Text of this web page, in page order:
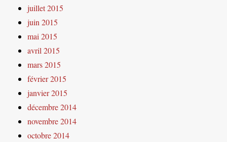
juillet 2015
juin 2015
mai 2015
avril 2015
mars 2015
février 2015
janvier 2015
décembre 2014
novembre 2014
octobre 2014